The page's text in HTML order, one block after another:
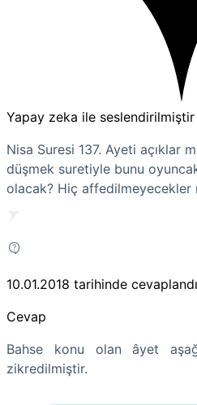
Yapay zeka ile seslendirilmiştir
Nisa Suresi 137. Ayeti açıklar
düşmek suretiyle bunu
olacak? Hiç affedilmeyecekler
10.01.2018 tarihinde
Cevap
Bahse konu olan âyet
zikredilmiştir.